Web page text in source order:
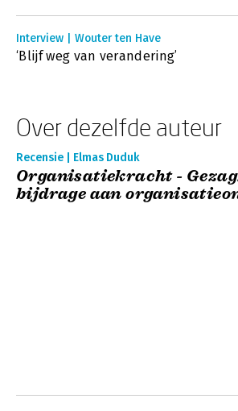
Interview | Wouter ten Have
‘Blijf weg van verandering’
Over dezelfde auteur
Recensie | Elmas Duduk
Organisatiekracht -
bijdrage aan